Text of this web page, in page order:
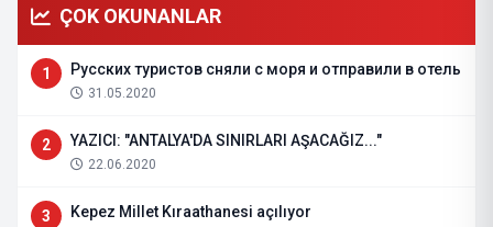
ÇOK OKUNANLAR
1 Русских туристов сняли с моря и отправили в отель
31.05.2020
2 YAZICI: "ANTALYA'DA SINIRLARI AŞACAĞIZ..."
22.06.2020
3 Kepez Millet Kıraathanesi açılıyor